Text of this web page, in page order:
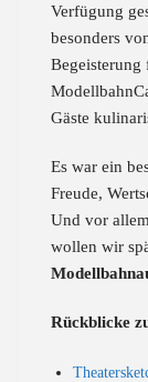
Verfügung
besonders
Begeisterung
Gäste
Es war ein
Freude,
Und vor
wollen wir
Rückblicke